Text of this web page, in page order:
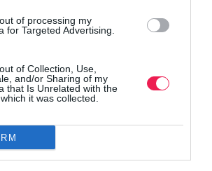
of processing my
for Targeted Advertising.
of Collection, Use,
and/or Sharing of my
that Is Unrelated with the
it was collected.
Συνδρομητής
το RUNNER!